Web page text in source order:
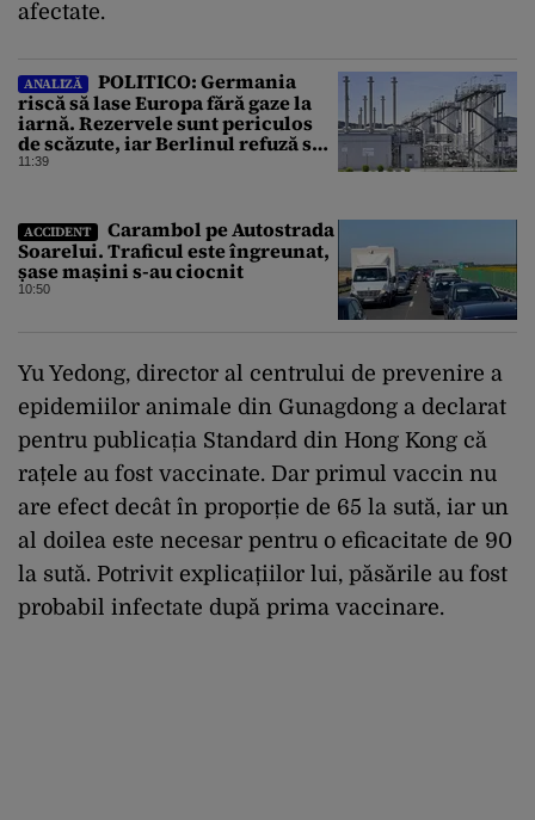
afectate.
ANALIZĂ
POLITICO: Germania
riscă să lase Europa fără gaze la
iarnă. Rezervele sunt periculos
de scăzute, iar Berlinul refuză să
intervină
11:39
ACCIDENT
Carambol pe Autostrada
Soarelui. Traficul este îngreunat,
șase mașini s-au ciocnit
10:50
Yu Yedong, director al centrului de prevenire a
epidemiilor animale din Gunagdong a declarat
pentru publicația Standard din Hong Kong că
rațele au fost vaccinate. Dar primul vaccin nu
are efect decât în proporție de 65 la sută, iar un
al doilea este necesar pentru o eficacitate de 90
la sută. Potrivit explicațiilor lui, păsările au fost
probabil infectate după prima vaccinare.